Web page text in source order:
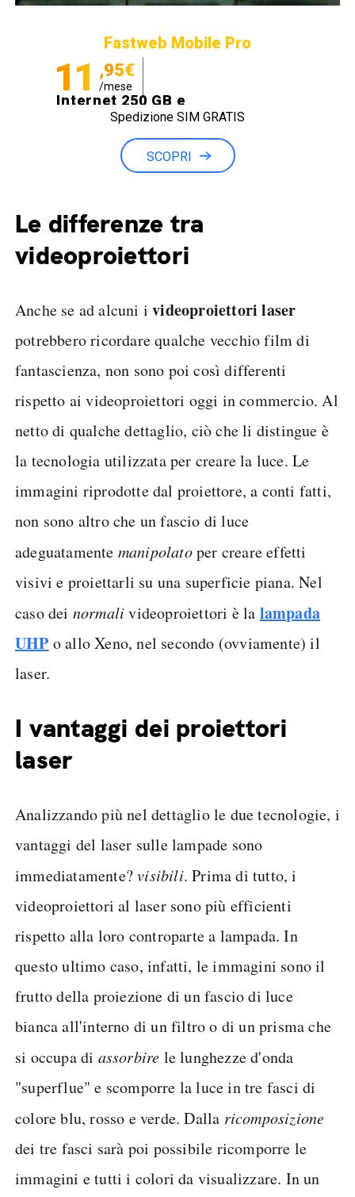
Fastweb Mobile Pro
11 ,95€
/mese
Internet 250 GB e
Minuti illimitati
Spedizione SIM GRATIS
SCOPRI
Le differenze tra
videoproiettori
Anche se ad alcuni ivideoproiettori laser
potrebbero ricordare qualche vecchio film di
fantascienza, non sono poi così differenti
rispetto ai videoproiettori oggi in commercio. Al
netto di qualche dettaglio, ciò che li distingue è
la tecnologia utilizzata per creare la luce. Le
immagini riprodotte dal proiettore, a conti fatti,
non sono altro che un fascio di luce
adeguatamente manipolatoper creare effetti
visivi e proiettarli su una superficie piana. Nel
caso dei normalivideoproiettori è la lampada
UHP o allo Xeno, nel secondo (ovviamente) il
laser.
I vantaggi dei proiettori
laser
Analizzando più nel dettaglio le due tecnologie, i
vantaggi del laser sulle lampade sono
immediatamente?visibili. Prima di tutto, i
videoproiettori al laser sono più efficienti
rispetto alla loro controparte a lampada. In
questo ultimo caso, infatti, le immagini sono il
frutto della proiezione di un fascio di luce
bianca all'interno di un filtro o di un prisma che
si occupa di assorbire le lunghezze d'onda
"superflue" e scomporre la luce in tre fasci di
colore blu, rosso e verde. Dalla ricomposizione
dei tre fasci sarà poi possibile ricomporre le
immagini e tutti i colori da visualizzare. In un